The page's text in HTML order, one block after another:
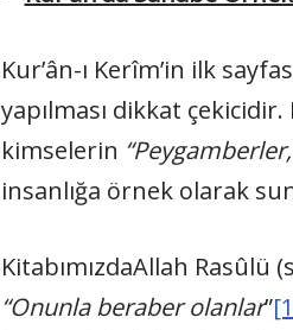
Kur’ân-ı Kerîm’in ilk
yapılması dikkat
kimselerin
insanlığa örnek olarak
KitabımızdaAllah Rasûlü
“Onunla beraber olanlar”